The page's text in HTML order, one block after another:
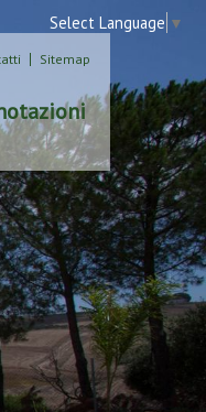
Sitemap
Select Language ▼